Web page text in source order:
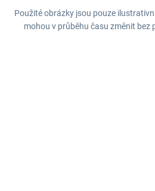
Použité obrázky jsou pouze
mohou v průběhu času změnit bez